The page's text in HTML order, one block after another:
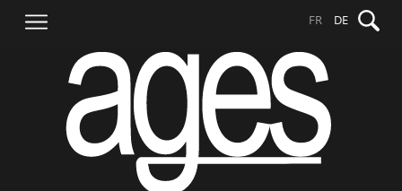
Inhalt
nach:
FR DE